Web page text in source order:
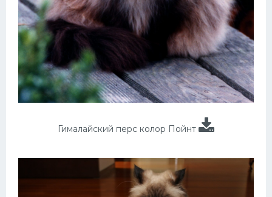
Гималайский перс колор Пойнт